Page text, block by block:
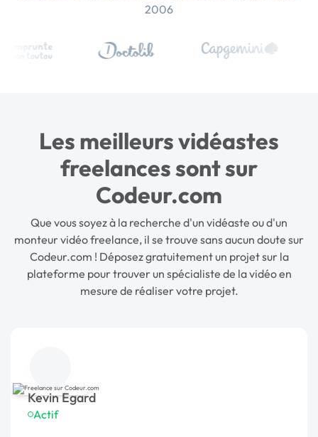
2006
Les meilleurs vidéastes
freelances sont sur
Codeur.com
Que vous soyez à la recherche d'un vidéaste ou d'un
monteur vidéo freelance, il se trouve sans aucun doute sur
Codeur.com ! Déposez gratuitement un projet sur la
plateforme pour trouver un spécialiste de la vidéo en
mesure de réaliser votre projet.
Kevin Egard
Actif